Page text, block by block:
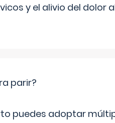
y el alivio del dolor
parir?
puedes adoptar